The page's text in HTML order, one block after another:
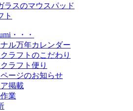
ラスのマウスパッド
ト
・・・
ル万年カレンダー
ラフトのこだわり
ラフト便り
ージのお知らせ
掲載
業